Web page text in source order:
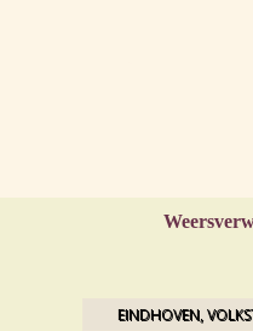
EINDHOVEN,